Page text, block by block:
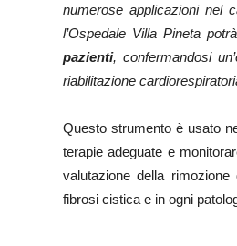
numerose applicazioni nel
l’Ospedale Villa Pineta
pazienti, confermandosi
riabilitazione
Questo strumento è usato
terapie adeguate e
valutazione della
fibrosi cistica e in ogni